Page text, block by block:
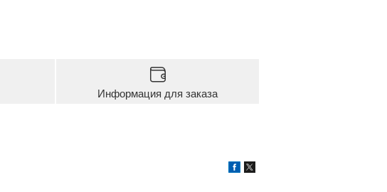
Информация для заказа